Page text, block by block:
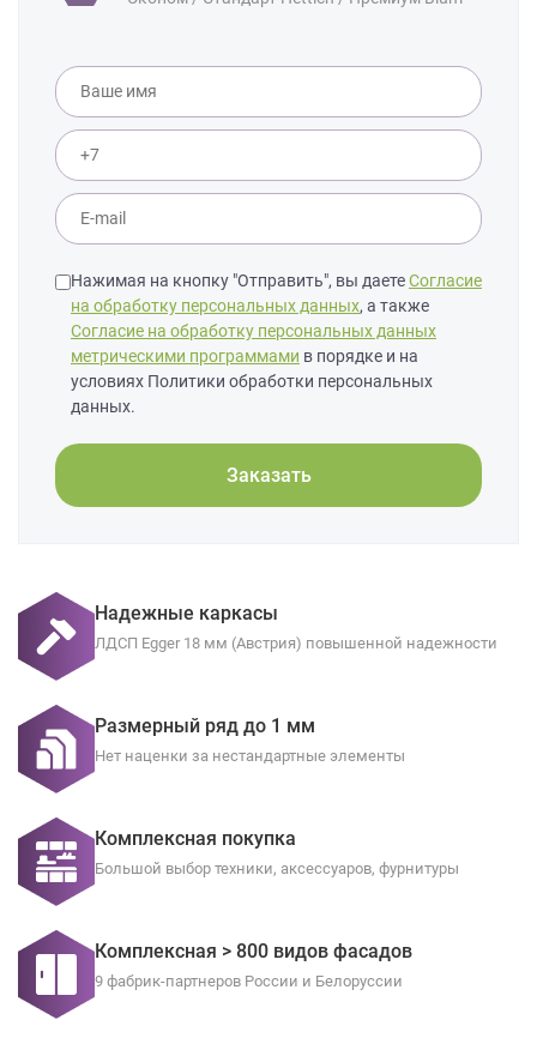
Нажимая на кнопку "Отправить", вы даетеСогласие
на обработку персональных данных, а также
Согласие на обработку персональных данных
метрическими программами в порядке и на
условиях Политики обработки персональных
данных.
Заказать
Надежные каркасы
ЛДСП Egger 18 мм (Австрия) повышенной надежности
Размерный ряд до 1 мм
Нет наценки за нестандартные элементы
Комплексная покупка
Большой выбор техники, аксессуаров, фурнитуры
Комплексная > 800 видов фасадов
9 фабрик-партнеров России и Белоруссии